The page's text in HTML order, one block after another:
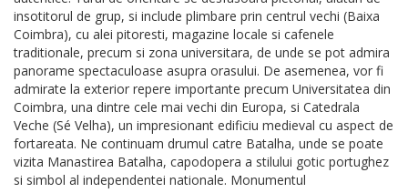
insotitorul de grup, si include plimbare prin centrul vechi (Baixa
Coimbra), cu alei pitoresti, magazine locale si cafenele
traditionale, precum si zona universitara, de unde se pot admira
panorame spectaculoase asupra orasului. De asemenea, vor fi
admirate la exterior repere importante precum Universitatea din
Coimbra, una dintre cele mai vechi din Europa, si Catedrala
Veche (Sé Velha), un impresionant edificiu medieval cu aspect de
fortareata. Ne continuam drumul catre Batalha, unde se poate
vizita Manastirea Batalha, capodopera a stilului gotic portughez
si simbol al independentei nationale. Monumentul